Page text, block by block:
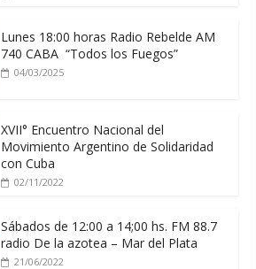
Lunes 18:00 horas Radio Rebelde AM
740 CABA “Todos los Fuegos”
04/03/2025
XVII° Encuentro Nacional del
Movimiento Argentino de Solidaridad
con Cuba
02/11/2022
Sábados de 12:00 a 14;00 hs. FM 88.7
radio De la azotea – Mar del Plata
21/06/2022